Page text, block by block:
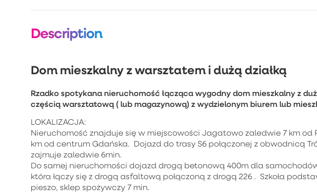
Description
Dom mieszkalny z warsztatem i dużą działką
Rzadko spotykana nieruchomość łącząca wygodny dom mieszkalny z
częścią warsztatową ( lub magazynową) z wydzielonym biurem lub
LOKALIZACJA:
Nieruchomość znajduje się w miejscowości Jagatowo zaledwie 7 km od
km od centrum Gdańska. Dojazd do trasy S6 połączonej z obwodnicą
zajmuje zaledwie 6min.
Do samej nieruchomości dojazd drogą betonową 400m dla
która łączy się z drogą asfaltową połączoną z drogą 226 . Szkoła
pieszo, sklep spożywczy 7 min.